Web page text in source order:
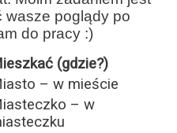
wasze poglądy po
do pracy :)
(gdzie?)
– w mieście
– w